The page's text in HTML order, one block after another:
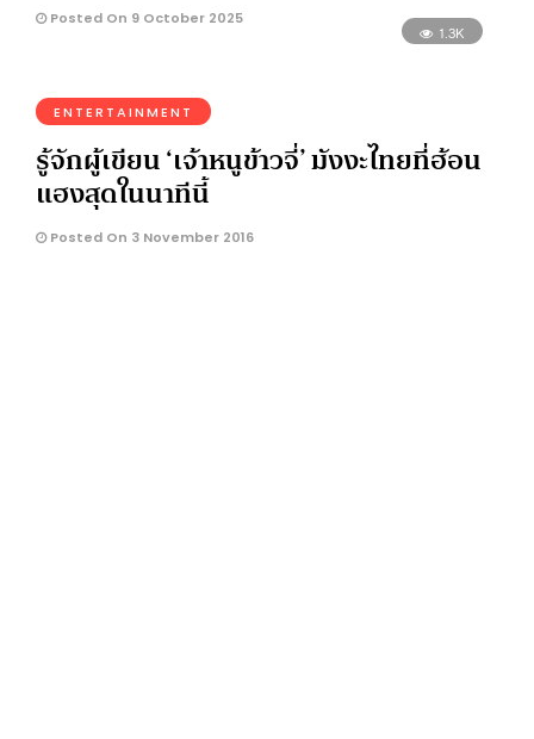
Posted On 9 October 2025
1.3K
ENTERTAINMENT
รู้จักผู้เขียน ‘เจ้าหนูข้าวจี่’ มังงะไทยที่ฮ้อน
แฮงสุดในนาทีนี้
Posted On 3 November 2016